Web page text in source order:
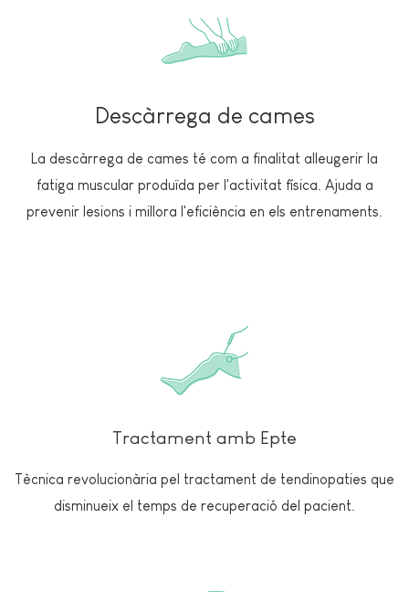
Descàrrega de cames
La descàrrega de cames té com a finalitat alleugerir la
fatiga muscular produïda per l'activitat física. Ajuda a
prevenir lesions i millora l'eficiència en els entrenaments.
Tractament amb Epte
Tècnica revolucionària pel tractament de tendinopaties que
disminueix el temps de recuperació del pacient.